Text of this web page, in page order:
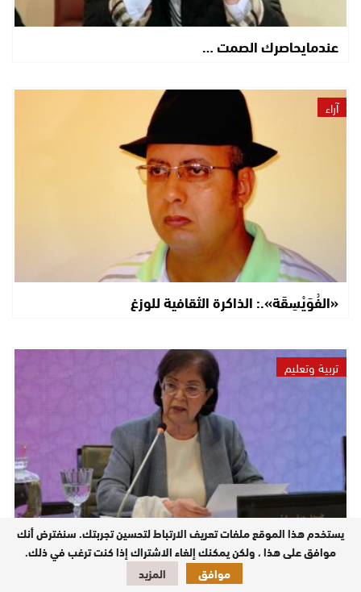
عندمايحاصرك الصمت …
آراء
«الفُوَيْسِقَة».: الذاكرة الثقافية للوزغ
تربية وتعليم
المجلس الأعلى للتربية يناقش حصيلة الإصلاح ويدعو إلى
تحديث المدرسة المغربية
يستخدم هذا الموقع ملفات تعريف الارتباط لتحسين تجربتك. سنفترض أنك
موافق على هذا ، ولكن يمكنك إلغاء الاشتراك إذا كنت ترغب في ذلك.
موافق
المزيد